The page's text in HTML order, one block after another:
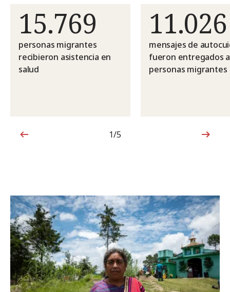
15.769
personas migrantes
recibieron asistencia en
salud
11.026
mensajes de
fueron entregados a
personas migrantes
1de5
1/5